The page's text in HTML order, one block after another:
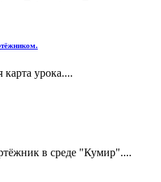
карта урока....
в среде "Кумир"....